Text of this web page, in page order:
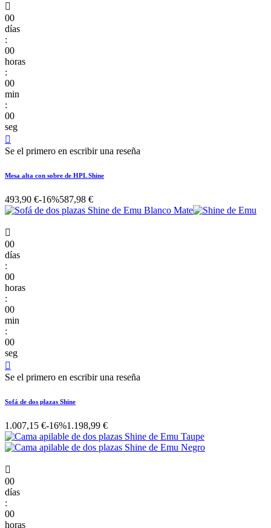

00
días
:
00
horas
:
00
min
:
00
seg

Se el primero en escribir una reseña
Mesa alta con sobre de HPL Shine
493,90 €-16%587,98 €

00
días
:
00
horas
:
00
min
:
00
seg

Se el primero en escribir una reseña
Sofá de dos plazas Shine
1.007,15 €-16%1.198,99 €

00
días
:
00
horas